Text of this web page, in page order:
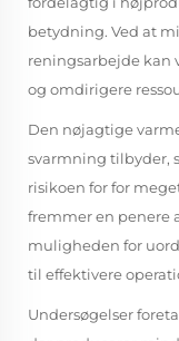
betydning. Ved at
reningsarbejde kan
og omdirigere
Den nøjagtige
svarmning tilbyder,
risikoen for for
fremmer en penere
muligheden for
til effektivere
Undersøgelser